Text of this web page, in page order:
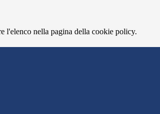
l'elenco nella pagina della cookie policy.